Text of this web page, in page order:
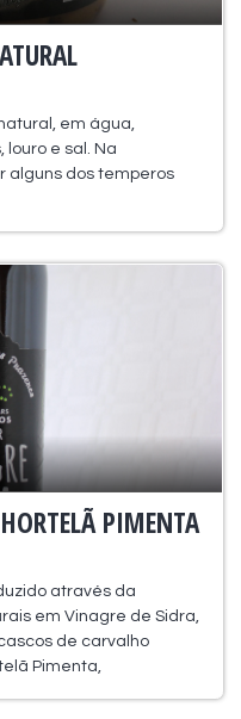
em água,
e sal. Na
alguns dos temperos
PIMENTA
através da
em Vinagre de Sidra,
de carvalho
Pimenta,